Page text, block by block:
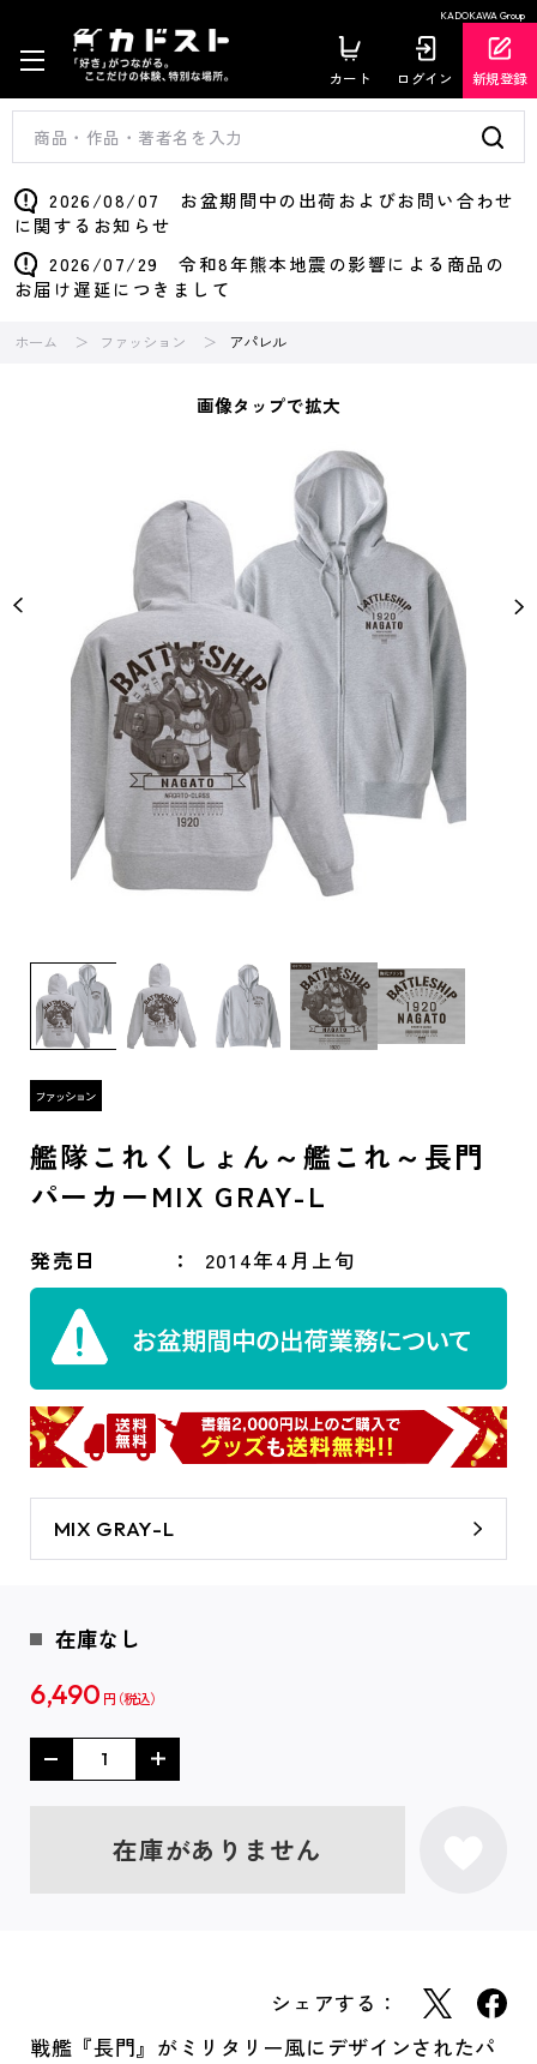
KADOKAWA Group
カート ログイン 新規登録
2026/08/07 お盆期間中の出荷およびお問い合わせ
に関するお知らせ
2026/07/29 令和8年熊本地震の影響による商品の
お届け遅延につきまして
ホーム ファッション アパレル
画像タップで拡大
艦隊これくしょん～艦これ～長門
パーカーMIX GRAY-L
発売日 2014年4月上旬
MIX GRAY-L
在庫なし
6,490 円
在庫がありません
シェアする：
戦艦『長門』がミリタリー風にデザインされたパ